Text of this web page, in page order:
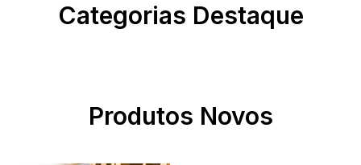
Categorias Destaque
Produtos Novos